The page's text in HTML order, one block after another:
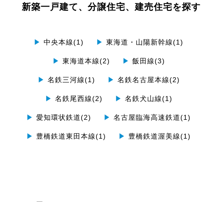
新築一戸建て、分譲住宅、建売住宅を探す
▶ 中央本線(1) ▶ 東海道・山陽新幹線(1)
▶ 東海道本線(2) ▶ 飯田線(3)
▶ 名鉄三河線(1) ▶ 名鉄名古屋本線(2)
▶ 名鉄尾西線(2) ▶ 名鉄犬山線(1)
▶ 愛知環状鉄道(2) ▶ 名古屋臨海高速鉄道(1)
▶ 豊橋鉄道東田本線(1) ▶ 豊橋鉄道渥美線(1)